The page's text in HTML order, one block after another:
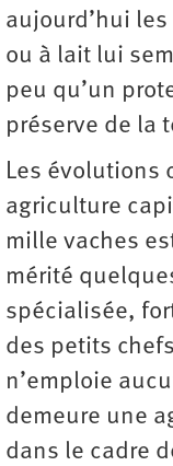
aujourd’hui
ou à lait lui
peu qu’un
préserve de la
Les évolutions
agriculture
mille vaches
mérité
spécialisée,
des petits
n’emploie
demeure une
dans le cadre